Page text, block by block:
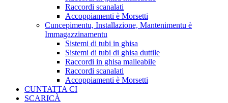
Raccordi scanalati
Accoppiamenti è Morsetti
Cuncepimentu, Installazione, Mantenimentu è
Immagazzinamentu
Sistemi di tubi in ghisa
Sistemi di tubi di ghisa duttile
Raccordi in ghisa malleabile
Raccordi scanalati
Accoppiamenti è Morsetti
CUNTATTA CI
SCARICÀ